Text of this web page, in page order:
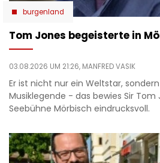
burgenland
Tom Jones begeisterte in
03.08.2026 UM 21:26, MANFRED VASIK
Er ist nicht nur ein Weltstar,
Musiklegende - das bewies Sir
Seebühne Mörbisch eindrucksvoll.